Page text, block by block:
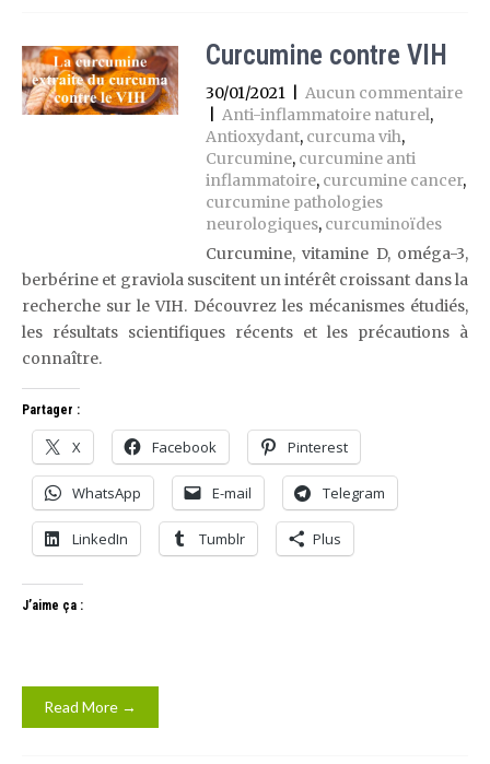
Curcumine contre VIH
30/01/2021
Aucun commentaire
Anti-inflammatoire naturel,
Antioxydant, curcuma vih,
Curcumine, curcumine anti
inflammatoire, curcumine cancer,
curcumine pathologies
neurologiques, curcuminoïdes
Curcumine, vitamine D, oméga-3,
berbérine et graviola suscitent un intérêt croissant dans la
recherche sur le VIH. Découvrez les mécanismes étudiés,
les résultats scientifiques récents et les précautions à
connaître.
Partager :
X Facebook Pinterest
WhatsApp E-mail Telegram
LinkedIn Tumblr Plus
J’aime ça :
Read More →